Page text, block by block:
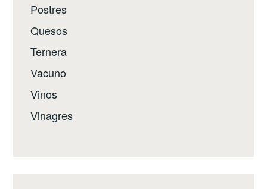
Postres
Quesos
Ternera
Vacuno
Vinos
Vinagres